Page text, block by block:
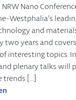
Nano
Westphalia’s
and
two years and
interesting topics.
plenary talks will
trends […]